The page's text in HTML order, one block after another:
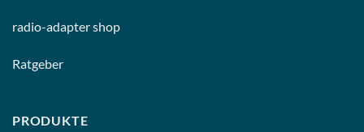
radio-adapter shop
Ratgeber
PRODUKTE